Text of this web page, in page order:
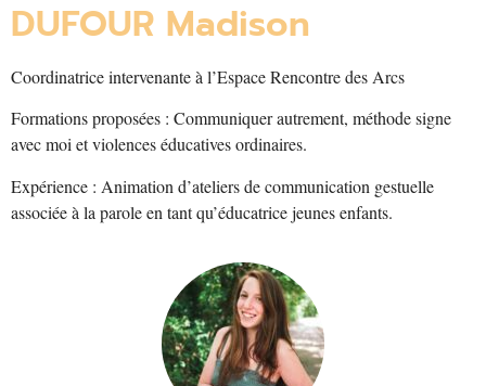
DUFOUR Madison
Coordinatrice intervenante à l’Espace Rencontre des Arcs
Formations proposées : Communiquer autrement, méthode signe
avec moi et violences éducatives ordinaires.
Expérience : Animation d’ateliers de communication gestuelle
associée à la parole en tant qu’éducatrice jeunes enfants.